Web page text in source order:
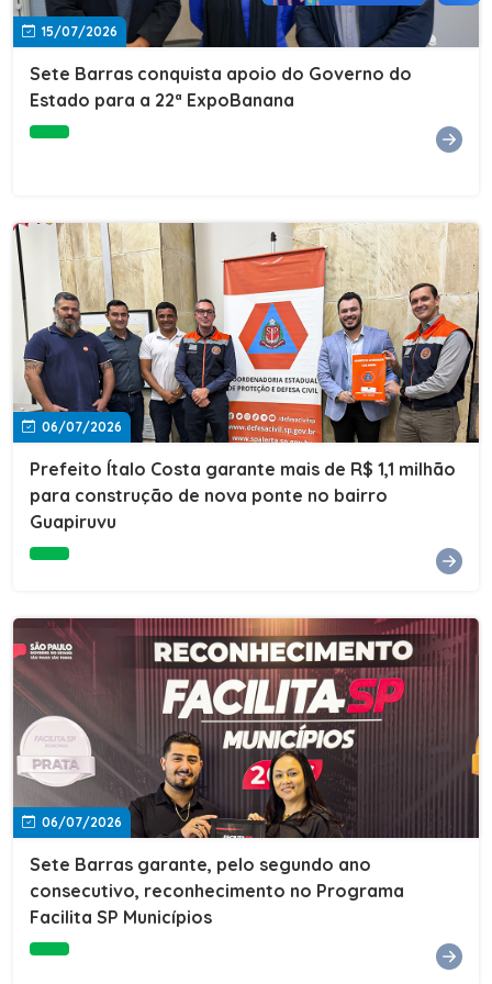
15/07/2026
Sete Barras conquista apoio do Governo do
Estado para a 22ª ExpoBanana
06/07/2026
Prefeito Ítalo Costa garante mais de R$ 1,1 milhão
para construção de nova ponte no bairro
Guapiruvu
06/07/2026
Sete Barras garante, pelo segundo ano
consecutivo, reconhecimento no Programa
Facilita SP Municípios